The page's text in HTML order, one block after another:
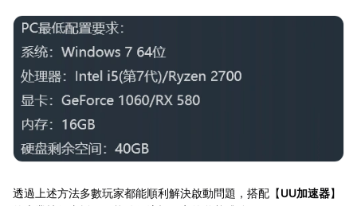
透過上述方法多數玩家都能順利解決啟動問題，搭配【UU加速器】